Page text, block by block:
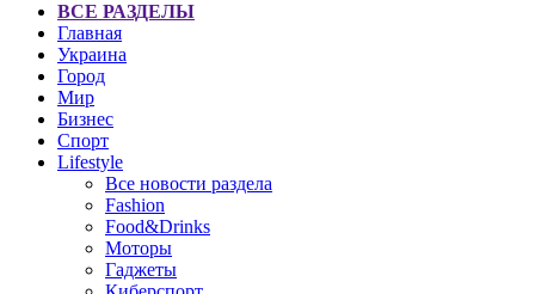
ВСЕ РАЗДЕЛЫ
Главная
Украина
Город
Мир
Бизнес
Спорт
Lifestyle
Все новости раздела
Fashion
Food&Drinks
Моторы
Гаджеты